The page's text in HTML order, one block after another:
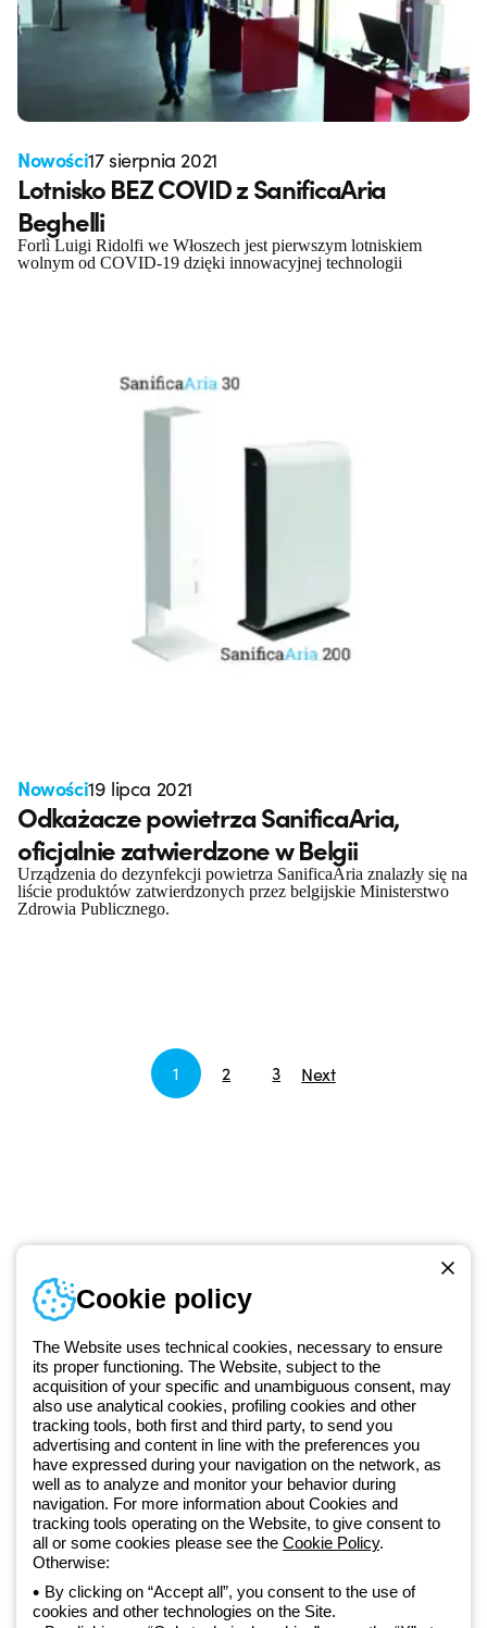
Nowości17 sierpnia 2021
Lotnisko BEZ COVID z SanificaAria
Beghelli
Forlì Luigi Ridolfi we Włoszech jest pierwszym lotniskiem
wolnym od COVID-19 dzięki innowacyjnej technologii
Nowości19 lipca 2021
Odkażacze powietrza SanificaAria,
oficjalnie zatwierdzone w Belgii
Urządzenia do dezynfekcji powietrza SanificaAria znalazły się na
liście produktów zatwierdzonych przez belgijskie Ministerstwo
Zdrowia Publicznego.
1 2 3 Next
Od 2025 roku firma Beghelli jest częścią Grupy GEWISS, działając w
ramach ekosystemu GEWISS LightZone, w którym tworzymy
zintegrowane rozwiązania oświetleniowe, przekształcające
złożoność w prostotę oraz wspierające profesjonalistów i
użytkowników w realizacji ich potrzeb.Dowiedz się więcej o GEWISS
Numer telefonu
Od poniedziałku do piątku w godzinach 8:00 do 16:00
+48 32 422 55 79
Polityka prywatności
Cookie policy
The Website uses technical cookies, necessary to ensure
its proper functioning. The Website, subject to the
acquisition of your specific and unambiguous consent, may
also use analytical cookies, profiling cookies and other
tracking tools, both first and third party, to send you
advertising and content in line with the preferences you
have expressed during your navigation on the network, as
well as to analyze and monitor your behavior during
navigation. For more information about Cookies and
tracking tools operating on the Website, to give consent to
all or some cookies please see the Cookie Policy.
Otherwise:
By clicking on “Accept all”, you consent to the use of
cookies and other technologies on the Site.